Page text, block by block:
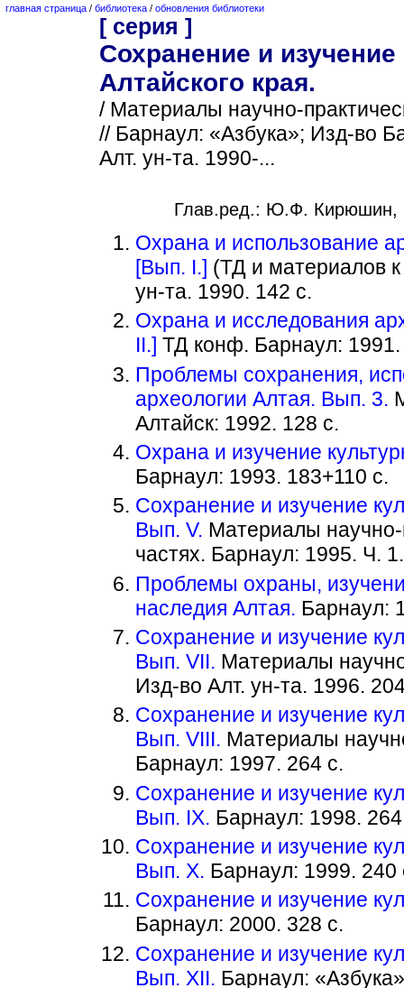
главная страница / библиотека / обновления библиотеки
[ серия ]
Сохранение и
Алтайского края.
/ Материалы научно-
// Барнаул: «Азбука»; Изд-во
Алт. ун-та. 1990-...
Глав.ред.: Ю.Ф.
Охрана и использование
[Вып. I.] (ТД и материалов
ун-та. 1990. 142 с.
Охрана и исследования
II.] ТД конф. Барнаул: 1991.
Проблемы сохранения,
археологии Алтая. Вып. 3.
Алтайск: 1992. 128 с.
Охрана и изучение
Барнаул: 1993. 183+110 с.
Сохранение и изучение
Вып. V. Материалы
частях. Барнаул: 1995. Ч.
Проблемы охраны,
наследия Алтая. Барнаул:
Сохранение и изучение
Вып. VII. Материалы
Изд-во Алт. ун-та. 1996.
Сохранение и изучение
Вып. VIII. Материалы
Барнаул: 1997. 264 с.
Сохранение и изучение
Вып. IX. Барнаул: 1998.
Сохранение и изучение
Вып. X. Барнаул: 1999. 240
Сохранение и изучение
Барнаул: 2000. 328 с.
Сохранение и изучение
Вып. XII. Барнаул: